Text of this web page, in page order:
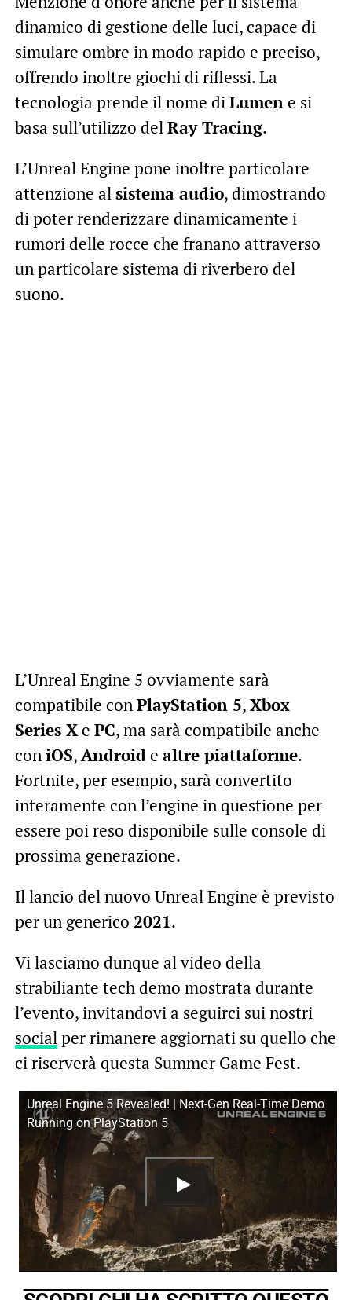
dinamico di gestione delle luci, capace di
simulare ombre in modo rapido e preciso,
offrendo inoltre giochi di riflessi. La
tecnologia prende il nome diLumene si
basa sull’utilizzo delRay Tracing.
L’Unreal Engine pone inoltre particolare
attenzione alsistema audio, dimostrando
di poter renderizzare dinamicamente i
rumori delle rocce che franano attraverso
un particolare sistema di riverbero del
suono.
L’Unreal Engine 5 ovviamente sarà
compatibile con PlayStation 5,Xbox
Series Xe PC, ma sarà compatibile anche
con iOS,Androide altre piattaforme.
Fortnite, per esempio, sarà convertito
interamente con l’engine in questione per
essere poi reso disponibile sulle console di
prossima generazione.
Il lancio del nuovo Unreal Engine è previsto
per un generico 2021.
Vi lasciamo dunque al video della
strabiliante tech demo mostrata durante
l’evento, invitandovi a seguirci sui nostri
social per rimanere aggiornati su quello che
ci riserverà questa Summer Game Fest.
Unreal Engine 5 Revealed! | Next-Gen Real-Time Demo
Running on PlayStation 5